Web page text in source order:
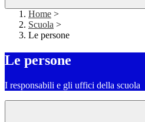
Home >
Scuola >
Le persone
Le persone
I responsabili e gli uffici della scuola